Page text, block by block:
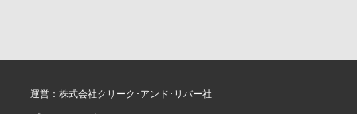
運営：株式会社クリーク･アンド･リバー社